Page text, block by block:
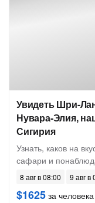
Увидеть Шри-
Нувара-Элия,
Сигирия
Узнать, каков на
сафари и
8 авг в 08:00 9 авг в
$1625 за человека